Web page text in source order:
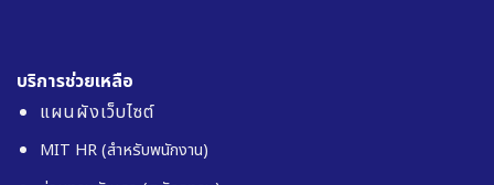
บริการช่วยเหลือ
แผนผังเว็บไซต์
MIT HR (สำหรับพนักงาน)